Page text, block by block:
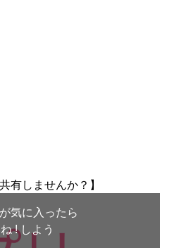
有しませんか？】
気に入ったら
! しよう